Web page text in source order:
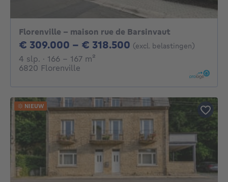
Florenville - maison rue de Barsinvaut
€ 309.000 - € 318.500 Van 309000€ Tot
(excl. belastingen)
4 slp. 4 slaapkamers
· 166 - 167 m²
6820 Florenville
NIEUW